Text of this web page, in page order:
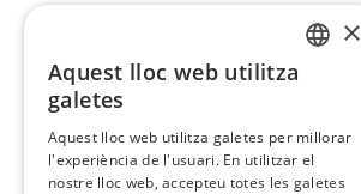
×
Aquest lloc web utilitza
galetes
Aquest lloc web utilitza galetes per millorar
l'experiència de l'usuari. En utilitzar el
nostre lloc web, accepteu totes les galetes